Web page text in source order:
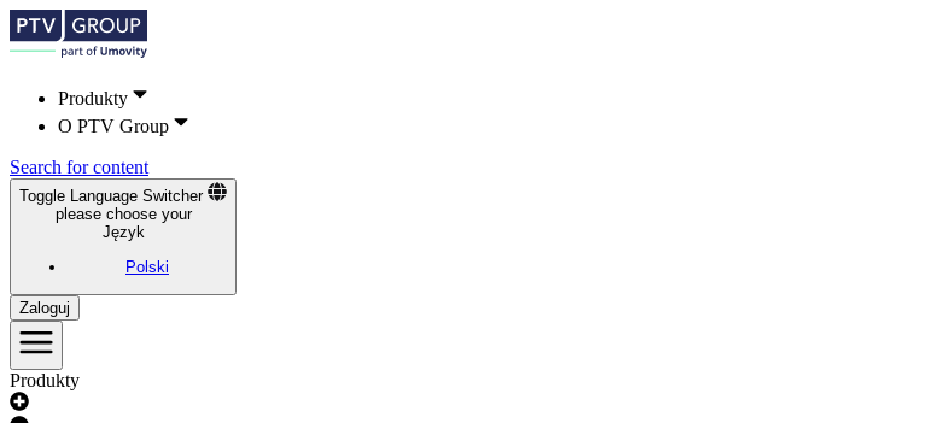
Produkty
O PTV Group
Search for content
Toggle Language Switcher
please choose your
Język
Polski
Zaloguj
Produkty